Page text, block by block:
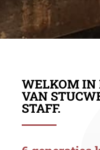
WELKOM IN
VAN
STAFF.